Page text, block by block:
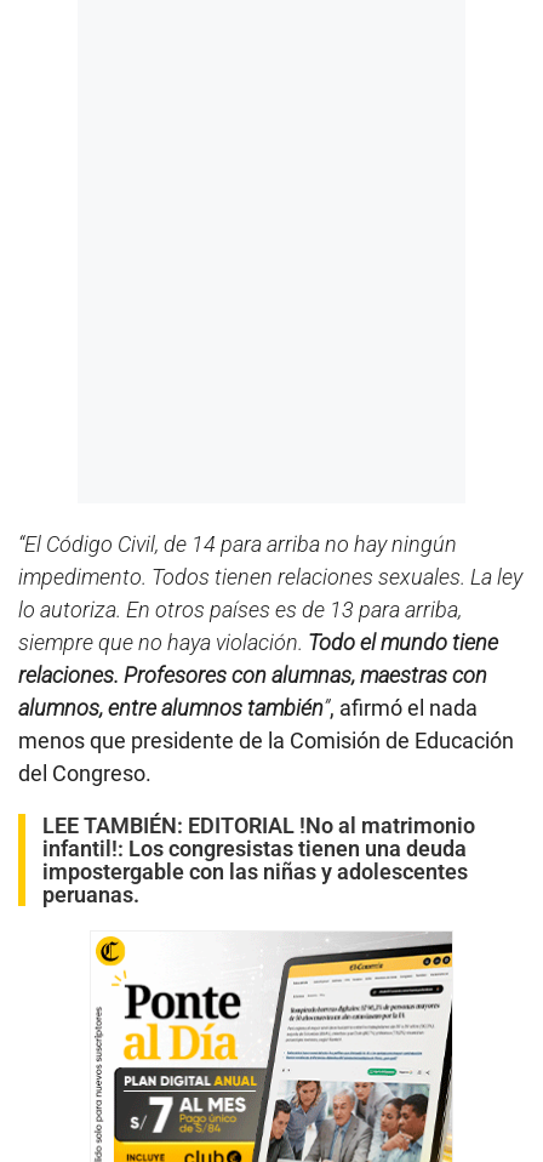
“El Código Civil, de 14 para arriba no hay ningún
impedimento. Todos tienen relaciones sexuales. La ley
lo autoriza. En otros países es de 13 para arriba,
siempre que no haya violación. Todo el mundo tiene
relaciones. Profesores con alumnas, maestras con
alumnos, entre alumnos también”, afirmó el nada
menos que presidente de la Comisión de Educación
del Congreso.
LEE TAMBIÉN: EDITORIAL !No al matrimonio
infantil!: Los congresistas tienen una deuda
impostergable con las niñas y adolescentes
peruanas.